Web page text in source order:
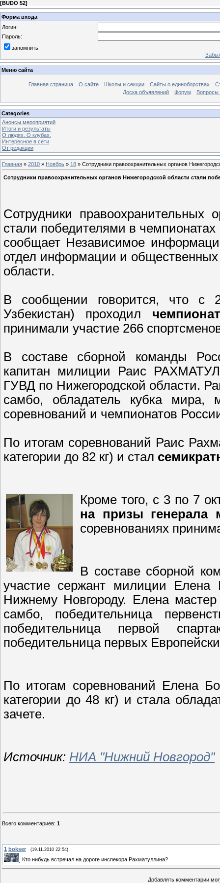
[BUDO 52]
Форма входа
Логин:
Пароль:
запомнить
Меню сайта
Главная страница О сайте Школы и секции Сайты о единоборствах
Доска объявлений
Форум Вопросы
Categories
Анонсы мероприятий
Итоги и результаты
О людях. О клубах.
Интересное в сети
От редакции
Главная » 2010 » Ноябрь » 18 » Сотрудники правоохранительных органов
Сотрудники правоохранительных органов Нижегородской области стали
Сотрудники правоохранительных
стали победителями в
сообщает Независимое
отдел информации и
области.
В сообщении говорится, что с
Узбекистан) проходил
принимали участие 266
В составе сборной команды
капитан милиции Раис
ГУВД по Нижегородской области.
самбо, обладатель кубка мира,
соревнований и чемпионатов
По итогам соревнований Раис
категории до 82 кг) и стал
Кроме того, с 3 по 7
на призы генерала
соревнованиях
В составе сборной
участие сержант милиции
Нижнему Новгороду. Елена
самбо, победительница
победительница первой
победительница первых
По итогам соревнований Елена
категории до 48 кг) и стала
зачете.
Источник: НИА "Нижний Новгород"
Всего комментариев: 1
1 bokser (19.11.2010 22:54)
Кто нибудь встречал на дороге инспекора Рахматуллина?
Добавлять комментарии